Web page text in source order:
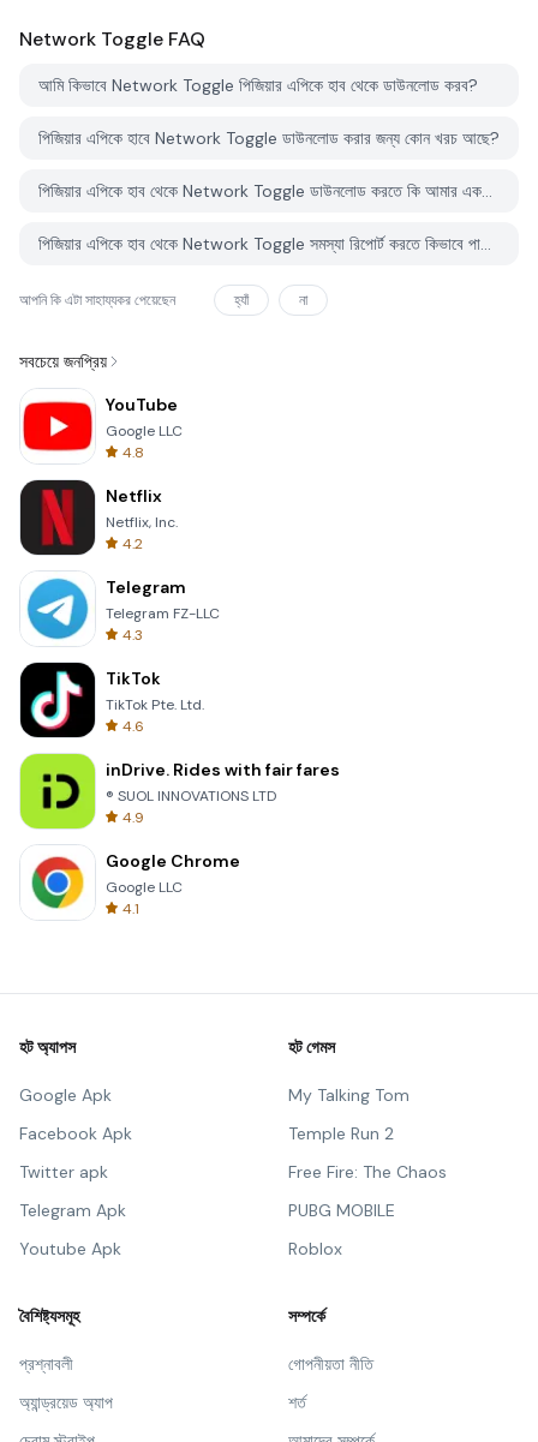
Network Toggle FAQ
আমি কিভাবে Network Toggle পিজিয়ার এপিকে হাব থেকে ডাউনলোড করব?
পিজিয়ার এপিকে হাবে Network Toggle ডাউনলোড করার জন্য কোন খরচ আছে?
পিজিয়ার এপিকে হাব থেকে Network Toggle ডাউনলোড করতে কি আমার একটি অ্যাকাউন্ট দরকার?
পিজিয়ার এপিকে হাব থেকে Network Toggle সমস্যা রিপোর্ট করতে কিভাবে পারি?
আপনি কি এটা সাহায্যকর পেয়েছেন হ্যাঁ না
সবচেয়ে জনপ্রিয়
YouTube
Google LLC
4.8
Netflix
Netflix, Inc.
4.2
Telegram
Telegram FZ-LLC
4.3
TikTok
TikTok Pte. Ltd.
4.6
inDrive. Rides with fair fares
® SUOL INNOVATIONS LTD
4.9
Google Chrome
Google LLC
4.1
হট অ্যাপস
Google Apk
Facebook Apk
Twitter apk
Telegram Apk
Youtube Apk
হট গেমস
My Talking Tom
Temple Run 2
Free Fire: The Chaos
PUBG MOBILE
Roblox
বৈশিষ্ট্যসমূহ
প্রশ্নাবলী
অ্যান্ড্রয়েড অ্যাপ
সম্পর্কে
গোপনীয়তা নীতি
শর্ত